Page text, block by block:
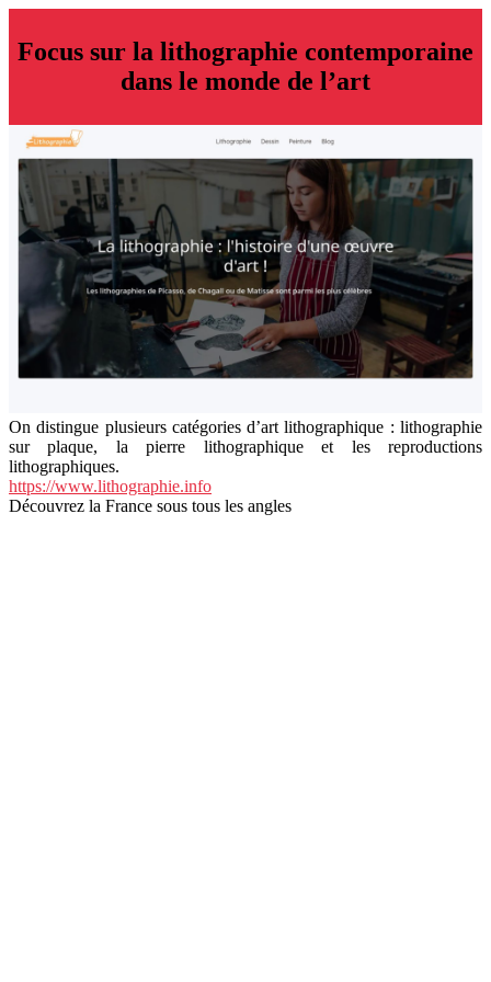
Focus sur la lithographie contemporaine
dans le monde de l’art
On distingue plusieurs catégories d’art lithographique : lithographie
sur plaque, la pierre lithographique et les reproductions
lithographiques.
https://www.lithographie.info
Découvrez la France sous tous les angles